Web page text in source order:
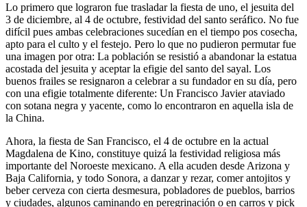
Lo primero que lograron fue trasladar la fiesta de uno, el jesuita del
3 de diciembre, al 4 de octubre, festividad del santo seráfico. No fue
difícil pues ambas celebraciones sucedían en el tiempo pos cosecha,
apto para el culto y el festejo. Pero lo que no pudieron permutar fue
una imagen por otra: La población se resistió a abandonar la estatua
acostada del jesuita y aceptar la efigie del santo del sayal. Los
buenos frailes se resignaron a celebrar a su fundador en su día, pero
con una efigie totalmente diferente: Un Francisco Javier ataviado
con sotana negra y yacente, como lo encontraron en aquella isla de
la China.
Ahora, la fiesta de San Francisco, el 4 de octubre en la actual
Magdalena de Kino, constituye quizá la festividad religiosa más
importante del Noroeste mexicano. A ella acuden desde Arizona y
Baja California, y todo Sonora, a danzar y rezar, comer antojitos y
beber cerveza con cierta desmesura, pobladores de pueblos, barrios
y ciudades, algunos caminando en peregrinación o en carros y pick